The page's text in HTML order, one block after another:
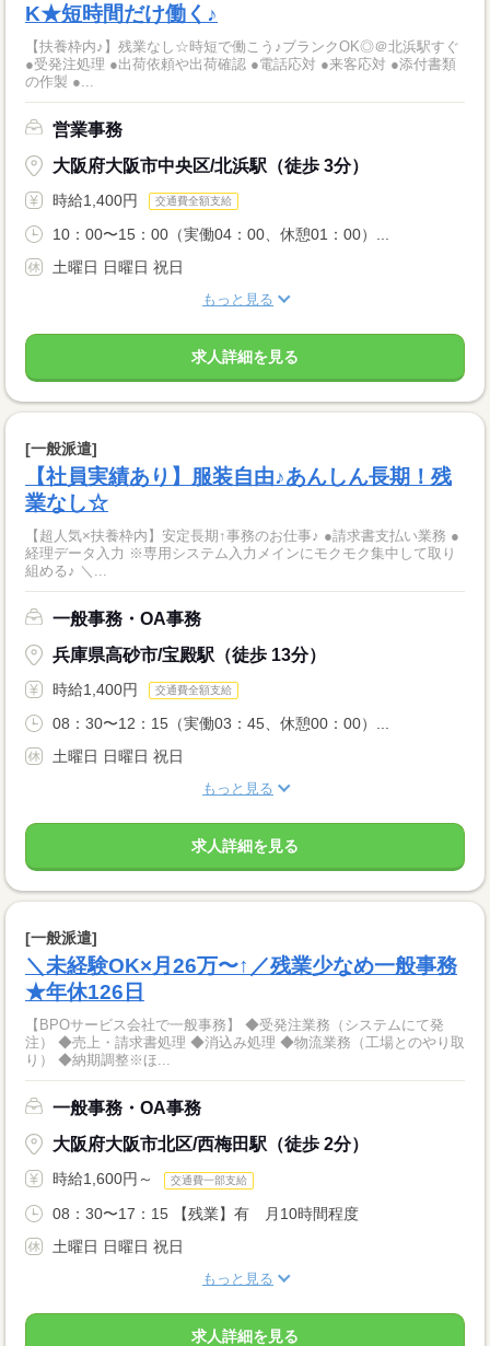
K★短時間だけ働く♪
【扶養枠内♪】残業なし☆時短で働こう♪ブランクOK◎＠北浜駅すぐ
●受発注処理 ●出荷依頼や出荷確認 ●電話応対 ●来客応対 ●添付書類
の作製 ●...
営業事務
大阪府大阪市中央区/北浜駅（徒歩 3分）
時給1,400円 交通費全額支給
10：00〜15：00（実働04：00、休憩01：00）...
土曜日 日曜日 祝日
もっと見る
求人詳細を見る
[一般派遣]
【社員実績あり】服装自由♪あんしん長期！残
業なし☆
【超人気×扶養枠内】安定長期↑事務のお仕事♪ ●請求書支払い業務 ●
経理データ入力 ※専用システム入力メインにモクモク集中して取り
組める♪ ＼...
一般事務・OA事務
兵庫県高砂市/宝殿駅（徒歩 13分）
時給1,400円 交通費全額支給
08：30〜12：15（実働03：45、休憩00：00）...
土曜日 日曜日 祝日
もっと見る
求人詳細を見る
[一般派遣]
＼未経験OK×月26万〜↑／残業少なめ一般事務
★年休126日
【BPOサービス会社で一般事務】 ◆受発注業務（システムにて発
注） ◆売上・請求書処理 ◆消込み処理 ◆物流業務（工場とのやり取
り） ◆納期調整※ほ...
一般事務・OA事務
大阪府大阪市北区/西梅田駅（徒歩 2分）
時給1,600円～ 交通費一部支給
08：30〜17：15 【残業】有 月10時間程度
土曜日 日曜日 祝日
もっと見る
求人詳細を見る